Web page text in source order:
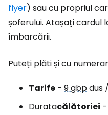
flyer) sau cu propriul
șoferului. Atașați cardul
îmbarcării.
Puteți plăti și cu
Tarife - 9 gbpdus /
Duratacălătoriei -